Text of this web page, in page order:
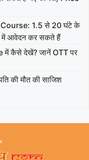
Course: 1.5 से 20 घंटे के
में आवेदन कर सकते हैं
कैसे देखें? जानें OTT पर
की मौत की साजिश